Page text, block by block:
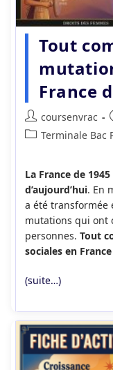
Tout
France
Auteur/autrice
de
coursenvrac
PostTerminale Bac
La France de
d’aujourd’hui. En
a été
mutations qui ont
personnes. Tout
sociales en
(suite…)